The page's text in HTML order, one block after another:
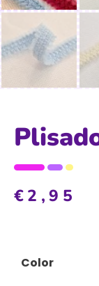
€2,95
Color